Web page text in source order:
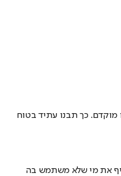
כך תבנו עתיד בטוח